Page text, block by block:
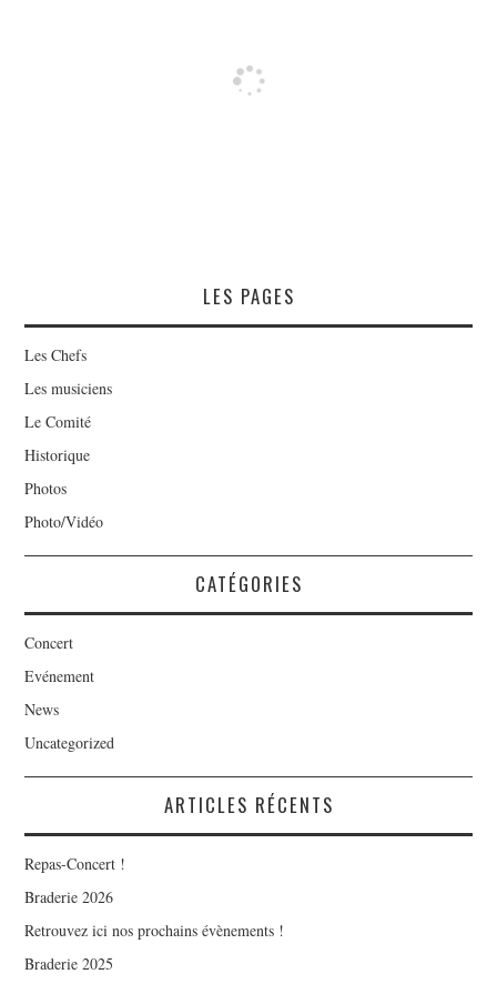
CHAÎNE YOUTUBELES PAGES
Les Chefs
Les musiciens
Le Comité
Historique
Photos
Photo/Vidéo
CATÉGORIES
Concert
Evénement
News
Uncategorized
ARTICLES RÉCENTS
Repas-Concert !
Braderie 2026
Retrouvez ici nos prochains évènements !
Braderie 2025